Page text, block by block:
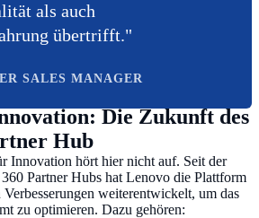
als auch
übertrifft."
SALES MANAGER
Die Zukunft des
Hub
Innovation hört hier nicht auf. Seit der
Partner Hubs hat Lenovo die Plattform
weiterentwickelt, um das
zu optimieren. Dazu gehören: